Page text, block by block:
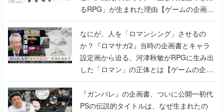
るRPG」が生まれた理由【ゲームの企画
書】
なにが、人を「ロマンシング」させるの
か？『ロマサガ2』当時の企画書とキャラ
設定画から迫る、河津秋敏がRPGに生み出
した「ロマン」の正体とは【ゲームの企画
書】
『ガンパレ』の企画書、ついに公開━初代
PSの伝説的タイトルは、なぜ生まれたの